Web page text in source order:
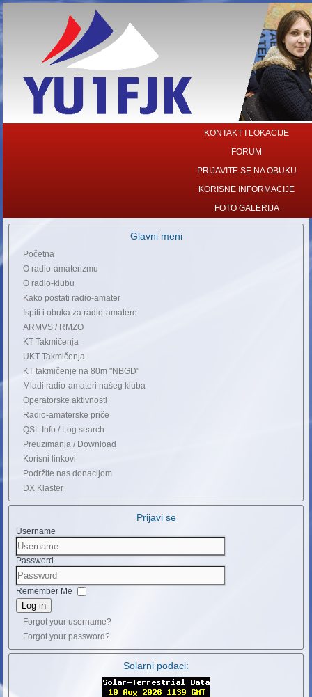
KONTAKT I LOKACIJE
FORUM
PRIJAVITE SE NA OBUKU
KORISNE INFORMACIJE
FOTO GALERIJA
Glavni meni
Početna
O radio-amaterizmu
O radio-klubu
Kako postati radio-amater
Ispiti i obuka za radio-amatere
ARMVS / RMZO
KT Takmičenja
UKT Takmičenja
KT takmičenje na 80m "NBGD"
Mladi radio-amateri našeg kluba
Operatorske aktivnosti
Radio-amaterske priče
QSL Info / Log search
Preuzimanja / Download
Korisni linkovi
Podržite nas donacijom
DX Klaster
Prijavi se
Username
Password
Remember Me
Log in
Forgot your username?
Forgot your password?
Solarni podaci: